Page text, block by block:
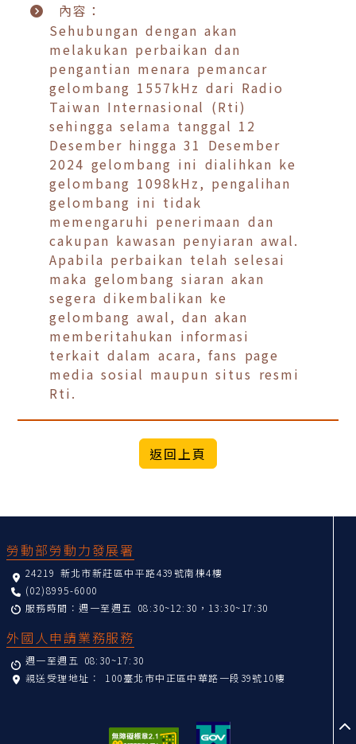
內容：
Sehubungan dengan akan
melakukan perbaikan dan
pengantian menara pemancar
gelombang 1557kHz dari Radio
Taiwan Internasional (Rti)
sehingga selama tanggal 12
Desember hingga 31 Desember
2024 gelombang ini dialihkan ke
gelombang 1098kHz, pengalihan
gelombang ini tidak
memengaruhi penerimaan dan
cakupan kawasan penyiaran awal.
Apabila perbaikan telah selesai
maka gelombang siaran akan
segera dikembalikan ke
gelombang awal, dan akan
memberitahukan informasi
terkait dalam acara, fans page
media sosial maupun situs resmi
Rti.
勞動部勞動力發展署
24219 新北市新莊區中平路439號南棟4樓
(02)8995-6000
服務時間：週一至週五 08:30~12:30，13:30~17:30
外國人申請業務服務
週一至週五 08:30~17:30
親送受理地址： 100臺北市中正區中華路一段39號10樓
至